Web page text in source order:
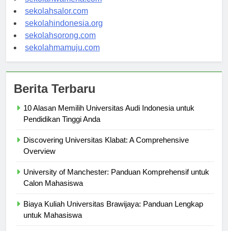
sekolahsalor.com
sekolahindonesia.org
sekolahsorong.com
sekolahmamuju.com
Berita Terbaru
10 Alasan Memilih Universitas Audi Indonesia untuk
Pendidikan Tinggi Anda
Discovering Universitas Klabat: A Comprehensive
Overview
University of Manchester: Panduan Komprehensif untuk
Calon Mahasiswa
Biaya Kuliah Universitas Brawijaya: Panduan Lengkap
untuk Mahasiswa